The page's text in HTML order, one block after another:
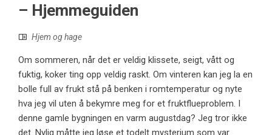
– Hjemmeguiden
Hjem og hage
Om sommeren, når det er veldig klissete, seigt, vått og
fuktig, koker ting opp veldig raskt. Om vinteren kan jeg la en
bolle full av frukt stå på benken i romtemperatur og nyte
hva jeg vil uten å bekymre meg for et fruktflueproblem. I
denne gamle bygningen en varm augustdag? Jeg tror ikke
det. Nylig måtte jeg løse et todelt mysterium som var